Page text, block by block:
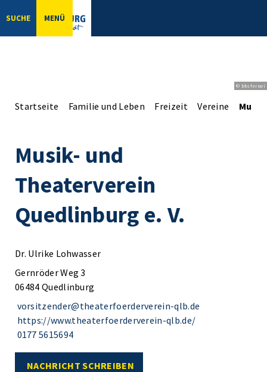
SUCHE MENÜ
© bbsferrari
Startseite Familie und Leben Freizeit Vereine
Musik- und
Theaterverein
Quedlinburg e. V.
Dr. Ulrike Lohwasser
Gernröder Weg 3
06484 Quedlinburg
vorsitzender@theaterfoerderverein-qlb.de
https://www.theaterfoerderverein-qlb.de/
0177 5615694
NACHRICHT SCHREIBEN